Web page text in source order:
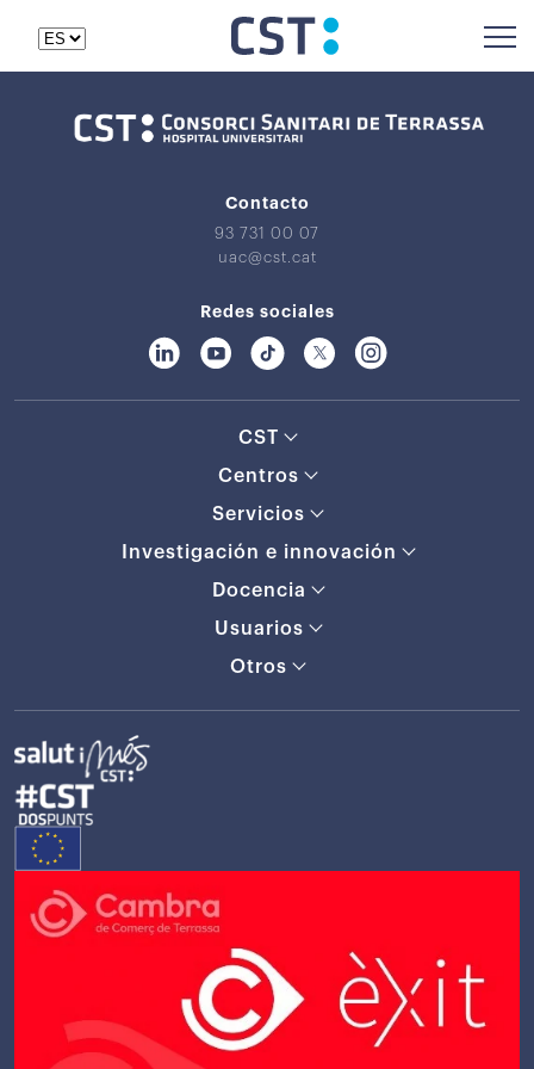
Contacto
93 731 00 07
uac@cst.cat
Redes sociales
CST
Centros
Servicios
Investigación e innovación
Docencia
Usuarios
Otros